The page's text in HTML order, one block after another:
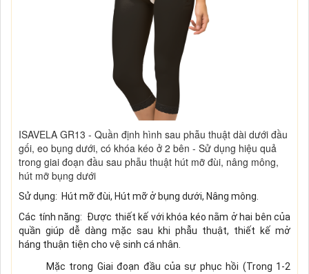
ISAVELA GR13 - Quần định hình sau phẫu thuật dài dưới đầu
gối, eo bụng dưới, có khóa kéo ở 2 bên - Sử dụng hiệu quả
trong giai đoạn đầu sau phẫu thuật hút mỡ đùi, nâng mông,
hút mỡ bụng dưới
Sử dụng: Hút mỡ đùi, Hút mỡ ở bụng dưới, Nâng mông.
Các tính năng: Được thiết kế với khóa kéo nằm ở hai bên của
quần giúp dễ dàng mặc sau khi phẫu thuật, thiết kế mở
háng thuận tiện cho vệ sinh cá nhân.
Mặc trong Giai đoạn đầu của sự phục hồi (Trong 1-2